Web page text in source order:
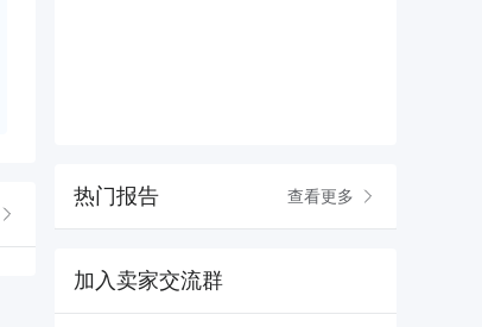
热门报告 查看更多
加入卖家交流群